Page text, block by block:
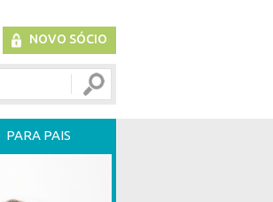
NOVO SÓCIO
PARA PAIS